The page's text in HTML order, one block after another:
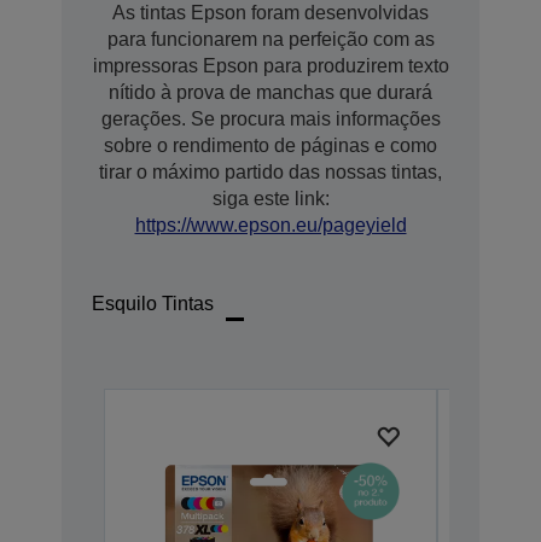
As tintas Epson foram desenvolvidas
para funcionarem na perfeição com as
impressoras Epson para produzirem texto
nítido à prova de manchas que durará
gerações. Se procura mais informações
sobre o rendimento de páginas e como
tirar o máximo partido das nossas tintas,
siga este link:
https://www.epson.eu/pageyield
Esquilo Tintas